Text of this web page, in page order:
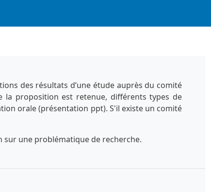
des résultats d’une étude auprès du comité
la proposition est retenue, différents types de
orale (présentation ppt). S'il existe un comité
sur une problématique de recherche.